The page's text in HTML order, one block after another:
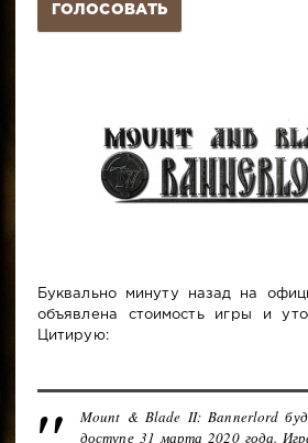
ГОЛОСОВАТЬ
Буквально минуту назад на
объявлена стоимость игры и
Цитирую:
Mount & Blade II: Bannerlord
доступе 31 марта 2020 года.